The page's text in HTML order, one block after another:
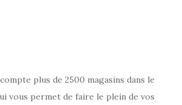
plus de 2500 magasins dans le
vous permet de faire le plein de vos